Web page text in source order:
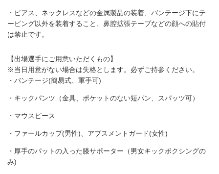
・ピアス、ネックレスなどの金属製品の装着、バンテージ下にテ
ーピング以外を装着すること、鼻腔拡張テープなどの顔への貼付
は禁止です。
【出場選手にご用意いただくもの】
※当日用意がない場合は失格とします。必ずご持参ください。
・バンテージ(簡易式、軍手可)
・キックパンツ（金具、ポケットのない短パン、スパッツ可）
・マウスピース
・ファールカップ(男性)、アブスメントガード(女性)
・厚手のパットの入った膝サポーター（男女キックボクシングの
み)